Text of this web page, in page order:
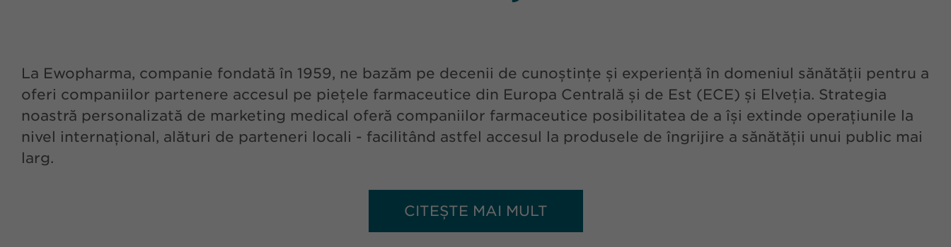
La Ewopharma, companie fondată în 1959, ne bazăm pe decenii de cunoștințe și experiență în domeniul sănătății pentru a
oferi companiilor partenere accesul pe piețele farmaceutice din Europa Centrală și de Est (ECE) și Elveția. Strategia
noastră personalizată de marketing medical oferă companiilor farmaceutice posibilitatea de a își extinde operațiunile la
nivel internațional, alături de parteneri locali - facilitând astfel accesul la produsele de îngrijire a sănătății unui public mai
larg.
CITEȘTE MAI MULT